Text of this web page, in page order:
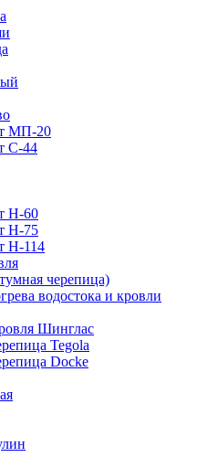
МП-20
С-44
Н-60
Н-75
H-114
черепица)
водостока и кровли
Шинглас
Tegola
Docke